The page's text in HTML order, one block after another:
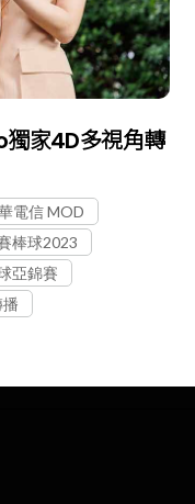
家4D多視角轉
電信 MOD
棒球2023
亞錦賽